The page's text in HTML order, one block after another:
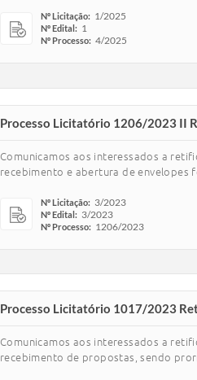
Nº Licitação: 1/2025
Nº Edital: 1
Nº Processo: 4/2025
Processo Licitatório 1206/2023 II
Comunicamos aos interessados a
recebimento e abertura de envelopes
Nº Licitação: 3/2023
Nº Edital: 3/2023
Nº Processo: 1206/2023
Processo Licitatório 1017/2023
Comunicamos aos interessados a
recebimento de propostas, sendo